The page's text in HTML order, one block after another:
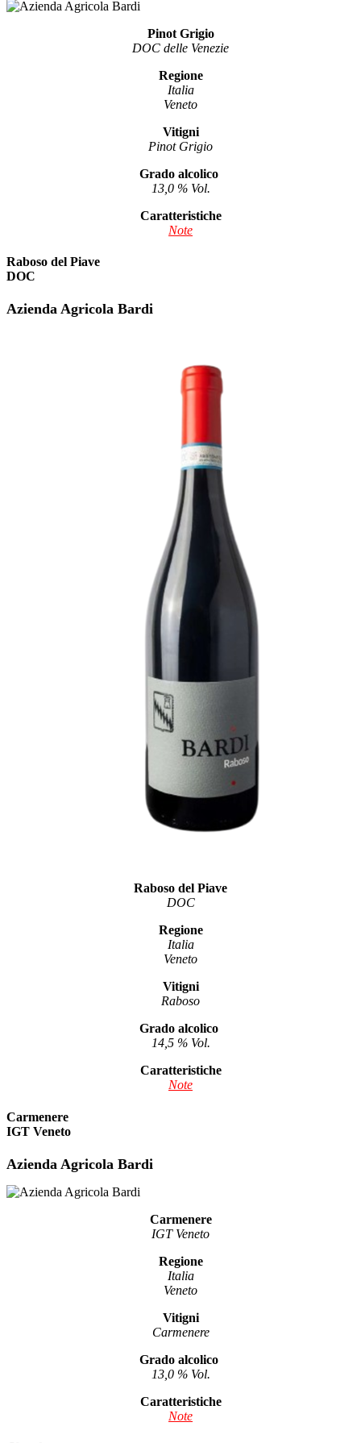
Pinot Grigio
DOC delle Venezie
Regione
Italia
Veneto
Vitigni
Pinot Grigio
Grado alcolico
13,0 % Vol.
Caratteristiche
Note
Raboso del Piave
DOC
Azienda Agricola Bardi
Raboso del Piave
DOC
Regione
Italia
Veneto
Vitigni
Raboso
Grado alcolico
14,5 % Vol.
Caratteristiche
Note
Carmenere
IGT Veneto
Azienda Agricola Bardi
Carmenere
IGT Veneto
Regione
Italia
Veneto
Vitigni
Carmenere
Grado alcolico
13,0 % Vol.
Caratteristiche
Note